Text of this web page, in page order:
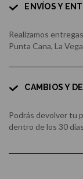
ENVÍOS Y
Realizamos
Punta Cana, La
CAMBIOS Y
Podrás devolver tu
dentro de los 30